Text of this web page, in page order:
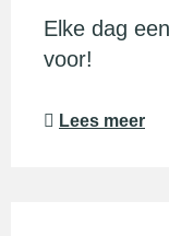
Elke dag
voor!
Lees meer